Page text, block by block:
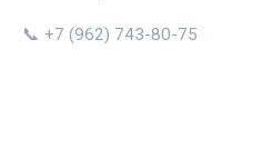
📞 +7 (962) 743-80-75